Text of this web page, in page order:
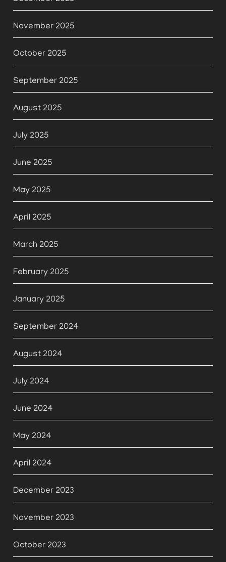
November 2025
October 2025
September 2025
August 2025
July 2025
June 2025
May 2025
April 2025
March 2025
February 2025
January 2025
September 2024
August 2024
July 2024
June 2024
May 2024
April 2024
December 2023
November 2023
October 2023